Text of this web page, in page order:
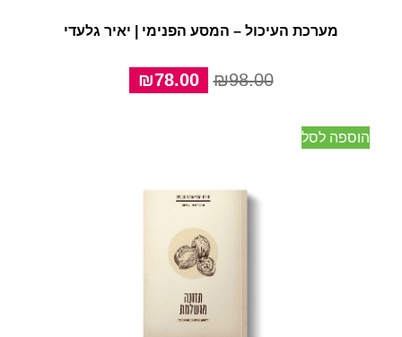
מערכת העיכול – המסע הפנימי | יאיר גלעדי
₪98.00
המחיר
המקורי
₪78.00
הנוכחי
הוספה לסל